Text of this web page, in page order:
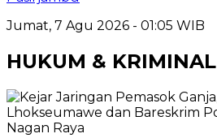
Jumat, 7 Agu 2026 - 01:05 WIB
HUKUM & KRIMINAL